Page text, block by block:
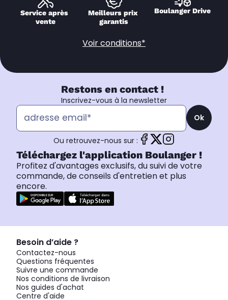
Service après
vente
Meilleurs prix
garantis
Boulanger Drive
Voir conditions*
Restons en contact !
Inscrivez-vous à la newsletter
Ok
Ou retrouvez-nous sur :
Téléchargez l'application Boulanger !
Profitez d'avantages exclusifs, du suivi de votre
commande, de conseils d'entretien et plus
encore.
Besoin d’aide ?
Contactez-nous
Questions fréquentes
Suivre une commande
Nos conditions de livraison
Nos guides d'achat
Centre d'aide